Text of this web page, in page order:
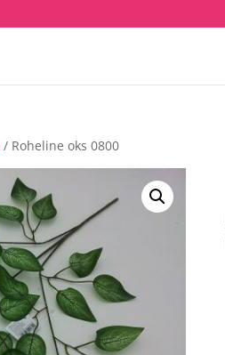
/ Roheline oks 0800